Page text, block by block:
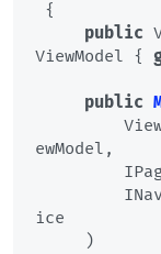
public
ViewModel {
public
ewModel,
ice
)